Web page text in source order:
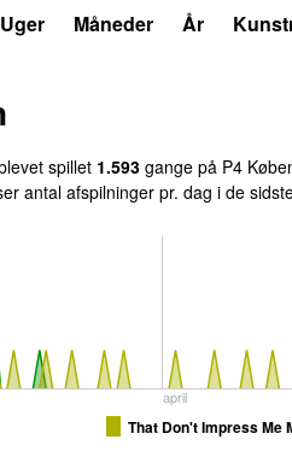
Uger Måneder År
spillet 1.593 gange på P4
antal afspilninger pr. dag i de
april
That Don't Impress Me